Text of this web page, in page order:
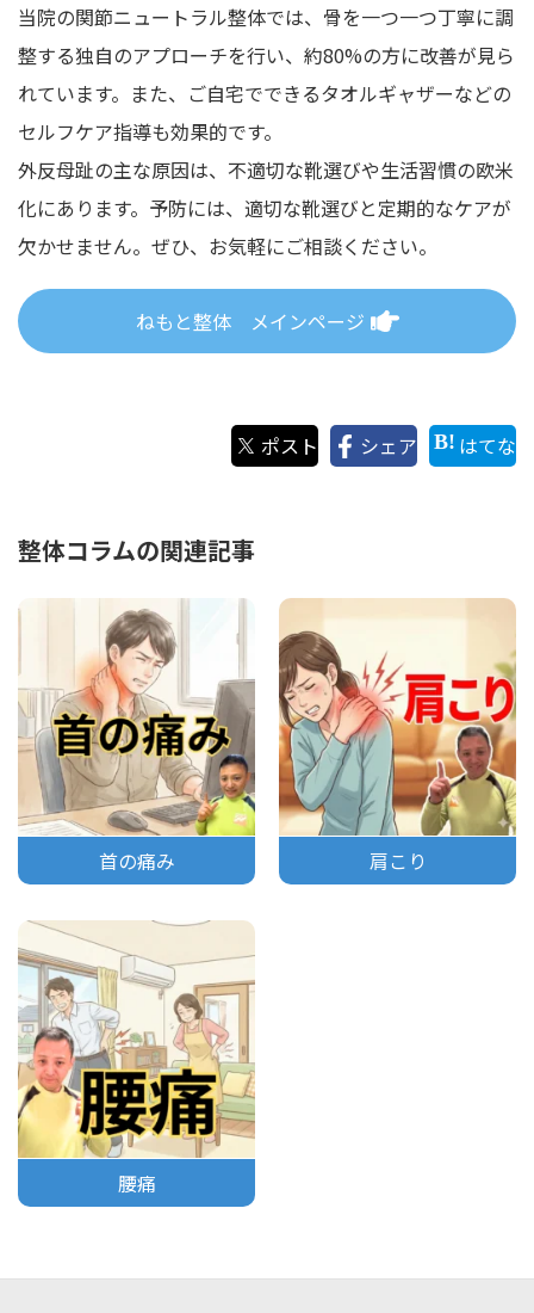
当院の関節ニュートラル整体では、骨を一つ一つ丁寧に調
整する独自のアプローチを行い、約80%の方に改善が見ら
れています。また、ご自宅でできるタオルギャザーなどの
セルフケア指導も効果的です。
外反母趾の主な原因は、不適切な靴選びや生活習慣の欧米
化にあります。予防には、適切な靴選びと定期的なケアが
欠かせません。ぜひ、お気軽にご相談ください。
ねもと整体 メインページ
ポスト シェア はてな
整体コラムの関連記事
首の痛み 肩こり
腰痛